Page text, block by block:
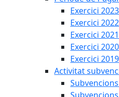
Exercici 2023
Exercici 2022
Exercici 2021
Exercici 2020
Exercici 2019
Activitat